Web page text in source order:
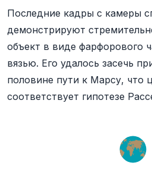
Последние кадры с камеры
демонстрируют
объект в виде фарфорового
вязью. Его удалось засечь
половине пути к Марсу, что
соответствует гипотезе